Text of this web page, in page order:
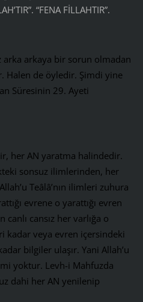
“FENA FİLLAHTIR”.
arka arkaya bir sorun olmadan
Halen de öyledir. Şimdi yine
Süresinin 29. Ayeti
her AN yaratma halindedir.
sonsuz ilimlerinden, her
Teâlâ’nın ilimleri zuhura
evrene o yarattığı evren
cansız her varlığa o
kadar veya evren içersindeki
bilgiler ulaşır. Yani Allah’u
yoktur. Levh-i Mahfuzda
dahi her AN yenilenip